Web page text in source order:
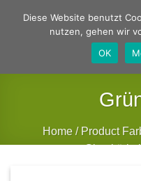
Home / Product
Diese Website benutzt
nutzen, gehen wir
OK